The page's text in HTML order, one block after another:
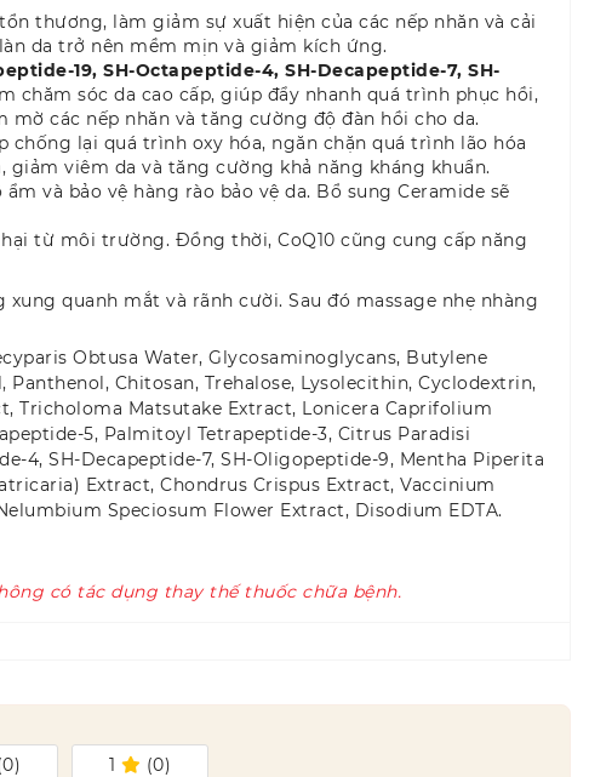
thương, làm giảm sự xuất hiện của các nếp nhăn và cải
da trở nên mềm mịn và giảm kích ứng.
19, SH-Octapeptide-4, SH-Decapeptide-7, SH-
sóc da cao cấp, giúp đẩy nhanh quá trình phục hồi,
các nếp nhăn và tăng cường độ đàn hồi cho da.
chống lại quá trình oxy hóa, ngăn chặn quá trình lão hóa
viêm da và tăng cường khả năng kháng khuẩn.
và bảo vệ hàng rào bảo vệ da. Bổ sung Ceramide sẽ
từ môi trường. Đồng thời, CoQ10 cũng cung cấp năng
quanh mắt và rãnh cười. Sau đó massage nhẹ nhàng
Obtusa Water, Glycosaminoglycans, Butylene
Chitosan, Trehalose, Lysolecithin, Cyclodextrin,
Tricholoma Matsutake Extract, Lonicera Caprifolium
5, Palmitoyl Tetrapeptide-3, Citrus Paradisi
4, SH-Decapeptide-7, SH-Oligopeptide-9, Mentha Piperita
Extract, Chondrus Crispus Extract, Vaccinium
Speciosum Flower Extract, Disodium EDTA.
có tác dụng thay thế thuốc chữa bệnh.
0) 1 (0)